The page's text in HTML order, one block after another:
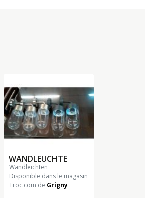
WANDLEUCHTE
wandleichten
Disponible dans le magasin
Troc.com de Grigny